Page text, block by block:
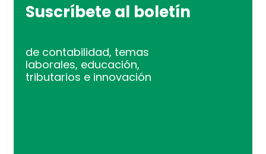
Suscríbete al boletín
de contabilidad, temas
laborales, educación,
tributarios e innovación